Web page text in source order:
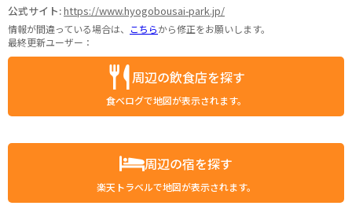
公式サイト:https://www.hyogobousai-park.jp/
情報が間違っている場合は、 こちらから修正をお願いします。
最終更新ユーザー：
周辺の飲食店を探す
食べログで地図が表示されます。
周辺の宿を探す
楽天トラベルで地図が表示されます。